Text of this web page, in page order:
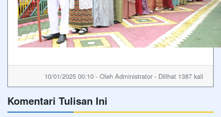
10/01/2025 00:10 - Oleh Administrator - Dilihat 1387 kali
Komentari Tulisan Ini